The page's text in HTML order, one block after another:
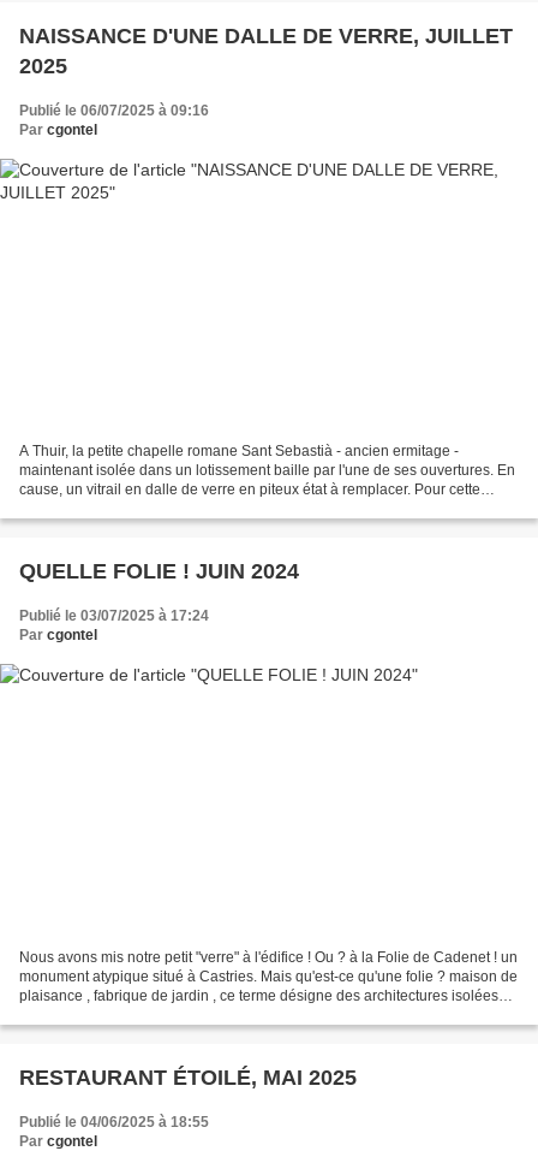
NAISSANCE D'UNE DALLE DE VERRE, JUILLET
2025
Publié le 06/07/2025 à 09:16
Par cgontel
A Thuir, la petite chapelle romane Sant Sebastià - ancien ermitage -
maintenant isolée dans un lotissement baille par l'une de ses ouvertures. En
cause, un vitrail en dalle de verre en piteux état à remplacer. Pour cette
QUELLE FOLIE ! JUIN 2024
Publié le 03/07/2025 à 17:24
Par cgontel
Nous avons mis notre petit "verre" à l'édifice ! Ou ? à la Folie de Cadenet ! un
monument atypique situé à Castries. Mais qu'est-ce qu'une folie ? maison de
plaisance , fabrique de jardin , ce terme désigne des architectures isolées
RESTAURANT ÉTOILÉ, MAI 2025
Publié le 04/06/2025 à 18:55
Par cgontel